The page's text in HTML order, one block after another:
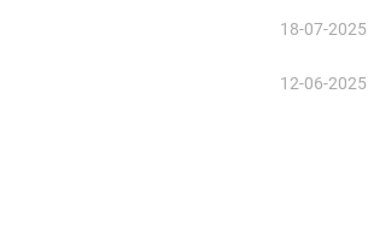
18-07-2025
12-06-2025